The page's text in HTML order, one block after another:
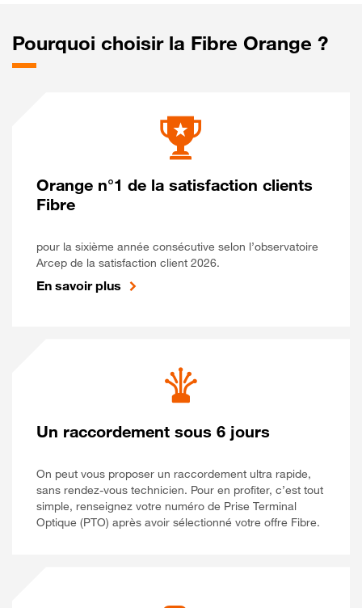
Pourquoi choisir la Fibre Orange ?
Orange n°1 de la satisfaction clients
Fibre
pour la sixième année consécutive selon l’observatoire
Arcep de la satisfaction client 2026.
En savoir plus
Un raccordement sous 6 jours
On peut vous proposer un raccordement ultra rapide,
sans rendez-vous technicien. Pour en profiter, c’est tout
simple, renseignez votre numéro de Prise Terminal
Optique (PTO) après avoir sélectionné votre offre Fibre.